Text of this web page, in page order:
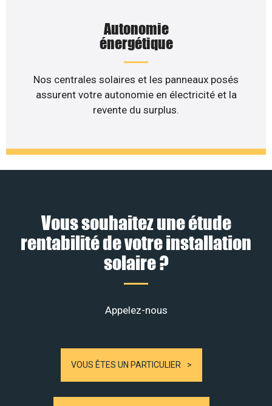
Autonomie
énergétique
Nos centrales solaires et les panneaux posés
assurent votre autonomie en électricité et la
revente du surplus.
Vous souhaitez une étude
rentabilité de votre installation
solaire ?
Appelez-nous
VOUS ÊTES UN PARTICULIER